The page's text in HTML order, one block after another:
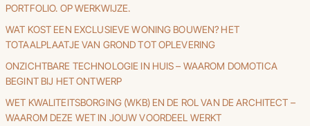
PORTFOLIO. OP WERKWIJZE.
WAT KOST EEN EXCLUSIEVE WONING BOUWEN? HET
TOTAALPLAATJE VAN GROND TOT OPLEVERING
ONZICHTBARE TECHNOLOGIE IN HUIS – WAAROM DOMOTICA
BEGINT BIJ HET ONTWERP
WET KWALITEITSBORGING (WKB) EN DE ROL VAN DE ARCHITECT –
WAAROM DEZE WET IN JOUW VOORDEEL WERKT